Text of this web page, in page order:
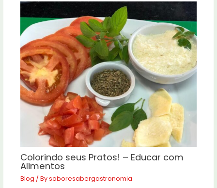
Colorindo seus Pratos! – Educar com
Alimentos
Blog / Bysaboresabergastronomia